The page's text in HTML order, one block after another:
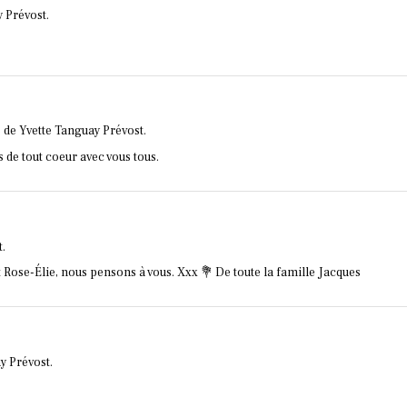
Prévost.
Yvette Tanguay Prévost.
tout coeur avec vous tous.
Élie, nous pensons à vous. Xxx 💐 De toute la famille Jacques
Prévost.